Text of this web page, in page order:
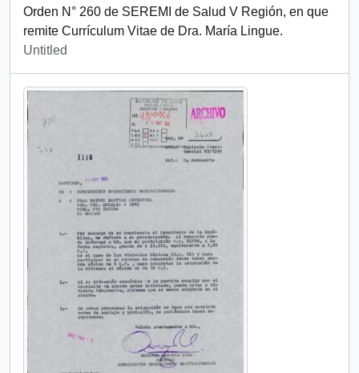
Orden N° 260 de SEREMI de Salud V Región, en que
remite Currículum Vitae de Dra. María Lingue.
Untitled